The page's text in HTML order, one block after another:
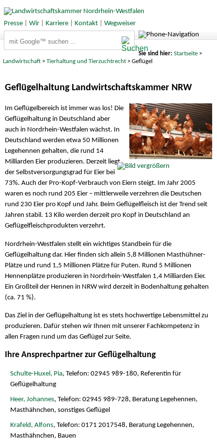
Presse| Wir| Karriere| Kontakt| Wegweiser
Sie sind hier: Startseite>
Landwirtschaft >Tierhaltung und Tierzuchtrecht > Geflügel
Geflügelhaltung Landwirtschaftskammer NRW
Im Geflügelbereich ist immer was los! Die
Geflügelhaltung in Deutschland aber
auch in Nordrhein-Westfalen wächst. In
Deutschland werden etwa 50 Millionen
Legehennen gehalten, die rund 14
Milliarden Eier produzieren. Derzeit liegt
der Selbstversorgungsgrad für Eier bei
73%. Auch der Pro-Kopf-Verbrauch von Eiern steigt. Im Jahr 2005
waren es noch rund 205 Eier – mittlerweile verzehren die Deutschen
rund 230 Eier pro Kopf und Jahr. Beim Geflügelfleisch ist der Trend seit
Jahren stabil. 13 Kilo werden derzeit pro Kopf in Deutschland an
Geflügelfleischprodukten verzehrt.
Nordrhein-Westfalen stellt ein wichtiges Standbein für die
Geflügelhaltung dar. Hier finden sich allein 5,8 Millionen Masthühner-
Plätze und rund 1,5 Millionen Plätze für Puten. Rund 5 Millionen
Hennenplätze produzieren in Nordrhein-Westfalen 1,4 Milliarden Eier.
Ein Großteil der Hennen in NRW wird derzeit in Bodenhaltung gehalten
(ca. 71 %).
Das Ziel in der Geflügelhaltung ist es stets hochwertige Lebensmittel zu
produzieren. Dafür stehen wir Ihnen mit unserer Fachkompetenz in
allen Fragen rund um das Geflügel zur Seite.
Ihre Ansprechpartner zur Geflügelhaltung
Schulte-Huxel, Pia, Telefon: 02945 989-180, Referentin für
Geflügelhaltung
Heer, Johannes, Telefon: 02945 989-728, Beratung Legehennen,
Masthähnchen, sonstiges Geflügel
Krafeld, Alfons, Telefon: 0171 2017548, Beratung Legehennen,
Masthähnchen, Bauen